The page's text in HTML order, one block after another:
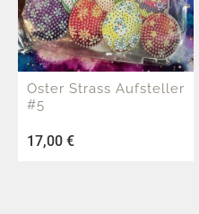
Oster Strass Aufsteller
#5
17,00 €